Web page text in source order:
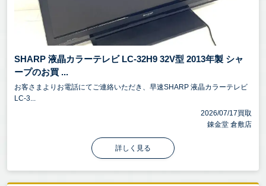
SHARP 液晶カラーテレビ LC-32H9 32V型 2013年製 シャ
ープのお買 ...
お客さまよりお電話にてご連絡いただき、早速SHARP 液晶カラーテレビ
LC-3...
2026/07/17買取
錬金堂 倉敷店
詳しく見る